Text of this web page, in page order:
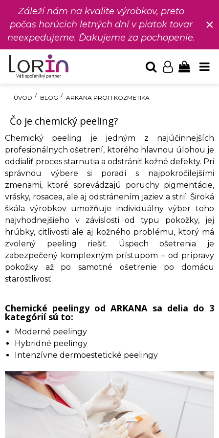
Záleží nám na kvalite výrobkov, preto
počas horúcich letných dní v piatok tovar
neexpedujeme. Ďakujeme za pochopenie.
×
ÚVOD BLOG ARKANA PROFI KOZMETIKA
Čo je chemický peeling?
Chemický peeling je jedným z najúčinnejších
profesionálnych ošetrení, ktorého hlavnou úlohou je
oddialiť proces starnutia a odstrániť kožné defekty. Pri
správnou výbere si poradí s najpokročilejšími
zmenami, ktoré sprevádzajú poruchy pigmentácie,
vrásky, rosacea, ale aj odstránením jaziev a strií. Široká
škála výrobkov umožňuje individuálny výber toho
najvhodnejšieho v závislosti od typu pokožky, jej
hrúbky, citlivosti ale aj kožného problému, ktorý má
zvolený peeling riešiť. Úspech ošetrenia je
zabezpečený komplexným prístupom – od prípravy
pokožky až po samotné ošetrenie po domácu
starostlivosť
Chemické peelingy od ARKANA sa delia do 3
kategórií sú to:
Moderné peelingy
Hybridné peelingy
Intenzívne dermoestetické peelingy